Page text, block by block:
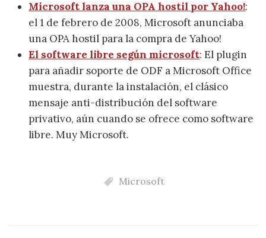
Microsoft lanza una OPA hostil por Yahoo!:
el 1 de febrero de 2008, Microsoft anunciaba
una OPA hostil para la compra de Yahoo!
El software libre según microsoft: El plugin
para añadir soporte de ODF a Microsoft Office
muestra, durante la instalación, el clásico
mensaje anti-distribución del software
privativo, aún cuando se ofrece como software
libre. Muy Microsoft.
Microsoft